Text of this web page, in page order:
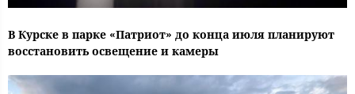
В Курске в парке «Патриот» до конца июля планируют
восстановить освещение и камеры